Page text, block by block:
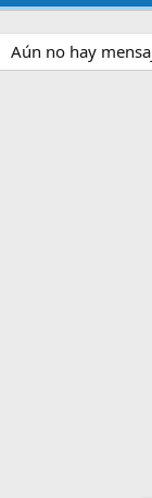
Aún no hay